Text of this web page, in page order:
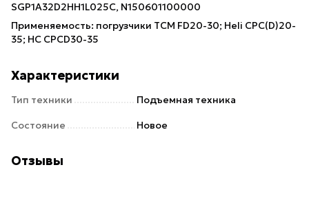
SGP1A32D2HH1L025C, N150601100000
Применяемость: погрузчики TCM FD20-30; Heli CPC(D)20-
35; НС CPCD30-35
Характеристики
Тип техники Подъемная техника
Состояние Новое
Отзывы